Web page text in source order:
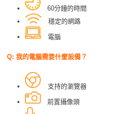
60分鐘的時間
穩定的網路
電腦
Q: 我的電腦需要什麼設備？
支持的瀏覽器
前置攝像頭